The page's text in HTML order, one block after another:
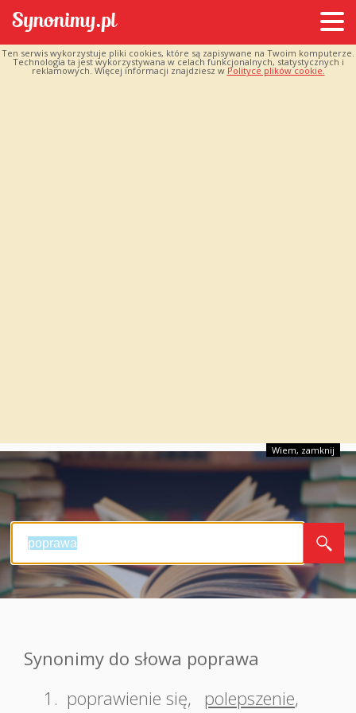
Ten serwis wykorzystuje pliki cookies, które są zapisywane na Twoim komputerze.
Technologia ta jest wykorzystywana w celach funkcjonalnych, statystycznych i
reklamowych. Więcej informacji znajdziesz w Polityce plików cookie.
Wiem, zamknij
Synonimy do słowa poprawa
1. poprawienie się, polepszenie,